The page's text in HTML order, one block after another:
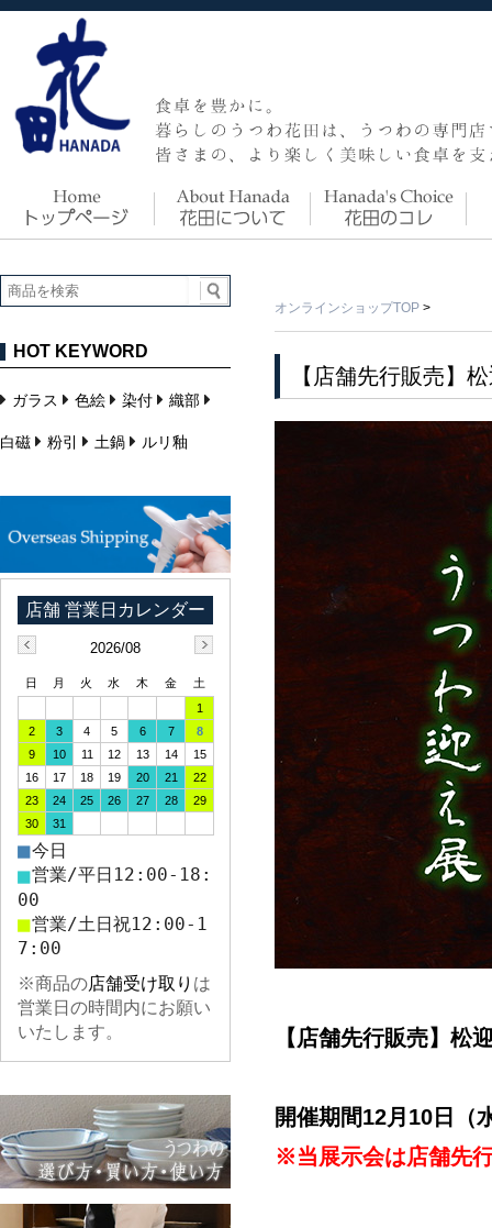
オンラインショップTOP >
【店舗先行販売】
【店舗先行販売】松
開催期間12月10日（
※当展示会は店舗先
HOT KEYWORD
ガラス 色絵 染付 織部
白磁 粉引 土鍋 ルリ釉
2026/08
日 月 火 水 木 金
土
1
2
3 4 5 6 7
8
9
10 11 12 13 14
15
16
17 18 19 20 21
22
23
24 25 26 27 28
29
30
31
■今日
■営業/平日12:00-18:
00
■営業/土日祝12:00-1
7:00
※商品の店舗受け取り は
営業日の時間内にお願い
いたします。